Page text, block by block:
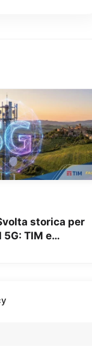
storica per
5G: TIM e